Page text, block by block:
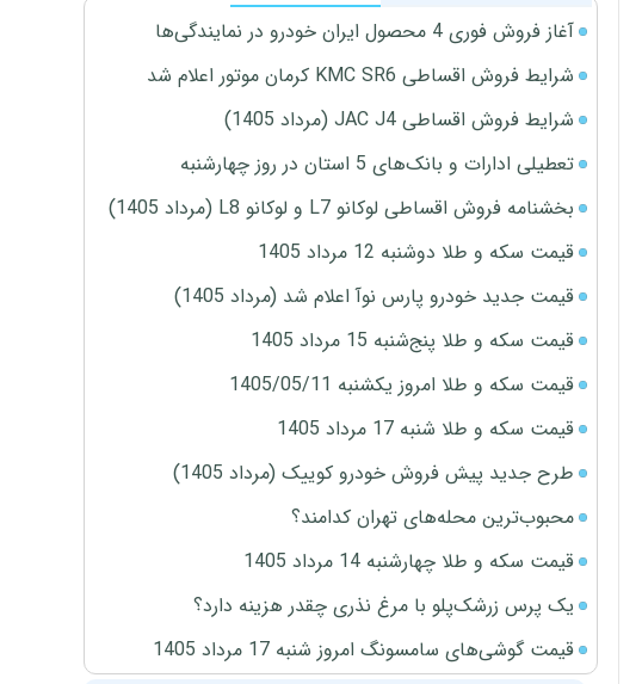
آغاز فروش فوری 4 محصول ایران خودرو در نمایندگی‌ها
شرایط فروش اقساطی KMC SR6 کرمان موتور اعلام شد
شرایط فروش اقساطی JAC J4 (مرداد 1405)
تعطیلی ادارات و بانک‌های 5 استان در روز چهارشنبه
بخشنامه فروش اقساطی لوکانو L7 و لوکانو L8 (مرداد 1405)
قیمت سکه و طلا دوشنبه 12 مرداد 1405
قیمت جدید خودرو پارس نوآ اعلام شد (مرداد 1405)
قیمت سکه و طلا پنج‌شنبه 15 مرداد 1405
قیمت سکه و طلا امروز یکشنبه 1405/05/11
قیمت سکه و طلا شنبه 17 مرداد 1405
طرح جدید پیش فروش خودرو کوییک (مرداد 1405)
محبوب‌ترین محله‌های تهران کدامند؟
قیمت سکه و طلا چهارشنبه 14 مرداد 1405
یک پرس زرشک‌پلو با مرغ نذری چقدر هزینه دارد؟
قیمت گوشی‌های سامسونگ امروز شنبه 17 مرداد 1405